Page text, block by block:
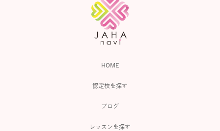
HOME
認定校を探す
ブログ
レッスンを探す